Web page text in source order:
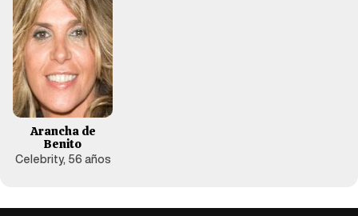
Arancha de
Benito
Celebrity, 56 años